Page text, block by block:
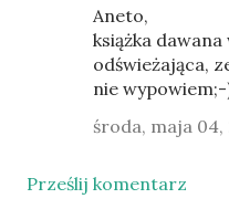
Aneto,
książka
odświeżająca,
nie
środa, maja 04,
Prześlij komentarz